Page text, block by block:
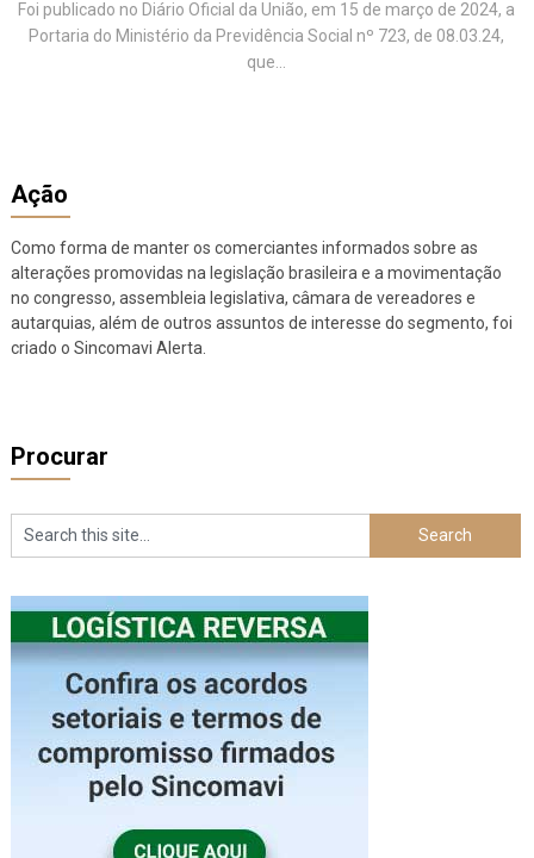
Foi publicado no Diário Oficial da União, em 15 de março de 2024, a
Portaria do Ministério da Previdência Social nº 723, de 08.03.24,
que...
Ação
Como forma de manter os comerciantes informados sobre as
alterações promovidas na legislação brasileira e a movimentação
no congresso, assembleia legislativa, câmara de vereadores e
autarquias, além de outros assuntos de interesse do segmento, foi
criado o Sincomavi Alerta.
Procurar